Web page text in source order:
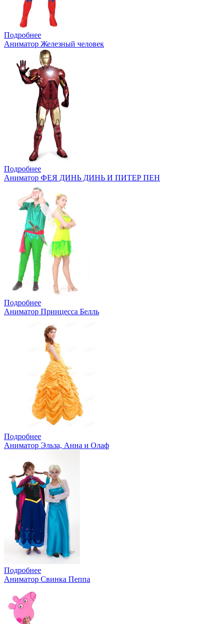
Подробнее
Аниматор Железный человек
Подробнее
Аниматор ФЕЯ ДИНЬ ДИНЬ И ПИТЕР ПЕН
Подробнее
Аниматор Принцесса Белль
Подробнее
Аниматор Эльза, Анна и Олаф
Подробнее
Аниматор Свинка Пеппа